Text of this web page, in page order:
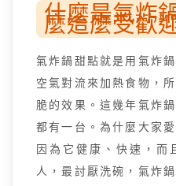
什麼是氣炸
麼這麼受歡
氣炸鍋甜點就是用氣炸
空氣對流來加熱食物，
脆的效果。這幾年氣炸
都有一台。為什麼大家
因為它健康、快速，而
人，最討厭洗碗，氣炸